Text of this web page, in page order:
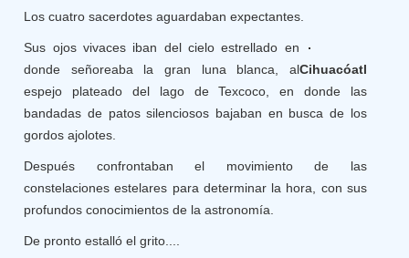
Los cuatro sacerdotes aguardaban expectantes.
Cihuacóatl
Sus ojos vivaces iban del cielo estrellado en
donde señoreaba la gran luna blanca, al
espejo plateado del lago de Texcoco, en donde las
bandadas de patos silenciosos bajaban en busca de los
gordos ajolotes.
Después confrontaban el movimiento de las
constelaciones estelares para determinar la hora, con sus
profundos conocimientos de la astronomía.
De pronto estalló el grito....